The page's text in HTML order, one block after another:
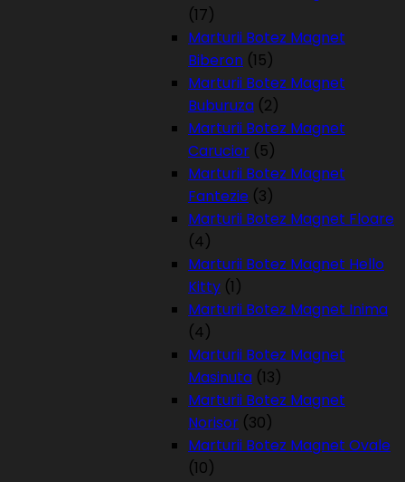
(17)
Marturii Botez Magnet
Biberon (15)
Marturii Botez Magnet
Buburuza (2)
Marturii Botez Magnet
Carucior (5)
Marturii Botez Magnet
Fantezie (3)
Marturii Botez Magnet Floare
(4)
Marturii Botez Magnet Hello
Kitty (1)
Marturii Botez Magnet Inima
(4)
Marturii Botez Magnet
Masinuta (13)
Marturii Botez Magnet
Norisor (30)
Marturii Botez Magnet Ovale
(10)